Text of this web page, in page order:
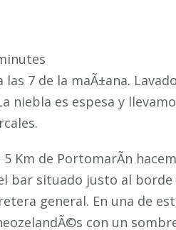
SANTIAGO
(VI).
las 7 de la maÃ±ana.
niebla es espesa y
5 Km de PortomarÃ­n
bar situado justo al
general. En una de
con un